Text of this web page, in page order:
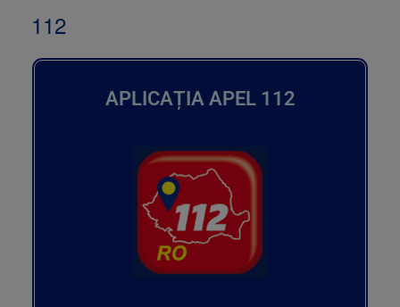
112
APLICAȚIA APEL 112